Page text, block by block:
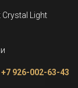
Light
+7 926-002-63-43